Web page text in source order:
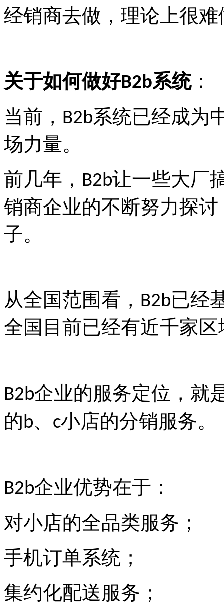
经销商去做，理论上很难
关于如何做好B2b系统：
当前， B2b系统已经成为
场力量。
前几年， B2b让一些大厂
销商企业的不断努力探
子。
从全国范围看， B2b已经
全国目前已经有近千家区
B2b企业的服务定位，就
的b、 c小店的分销服务。
B2b企业优势在于：
对小店的全品类服务；
手机订单系统；
集约化配送服务；